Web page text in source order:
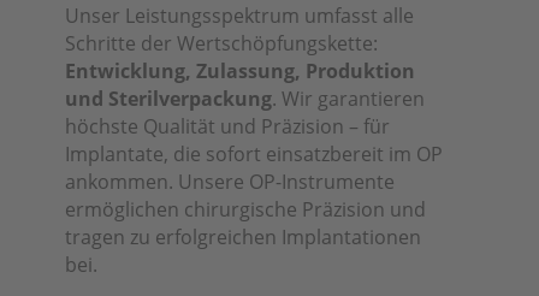
Unser Leistungsspektrum umfasst alle
Schritte der Wertschöpfungskette:
Entwicklung, Zulassung, Produktion
und Sterilverpackung. Wir garantieren
höchste Qualität und Präzision – für
Implantate, die sofort einsatzbereit im OP
ankommen. Unsere OP-Instrumente
ermöglichen chirurgische Präzision und
tragen zu erfolgreichen Implantationen
bei.